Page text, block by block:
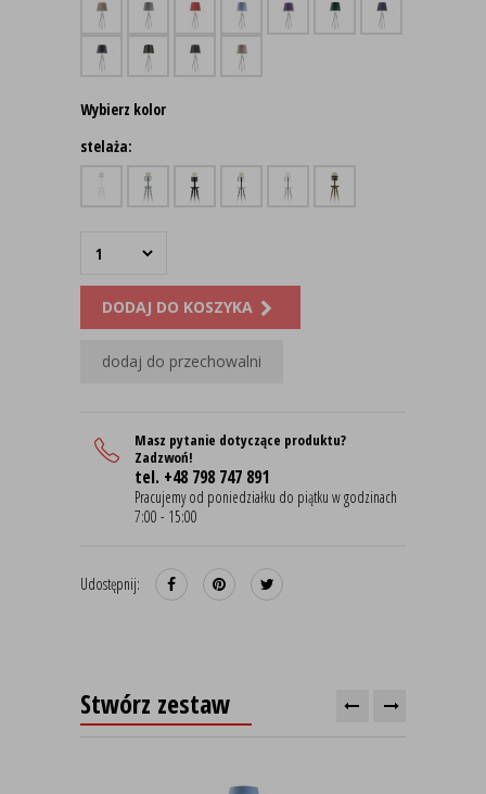
Wybierz kolor
stelaża:
DODAJ DO KOSZYKA
dodaj do przechowalni
Masz pytanie dotyczące produktu?
Zadzwoń!
tel. +48 798 747 891
Pracujemy od poniedziałku do piątku w godzinach
7:00 - 15:00
Udostępnij:
Stwórz zestaw